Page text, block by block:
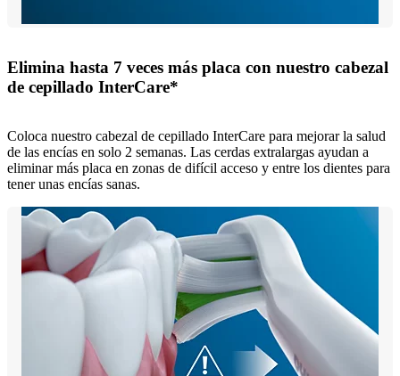
Elimina hasta 7 veces más placa con nuestro cabezal
de cepillado InterCare*
Coloca nuestro cabezal de cepillado InterCare para mejorar la salud
de las encías en solo 2 semanas. Las cerdas extralargas ayudan a
eliminar más placa en zonas de difícil acceso y entre los dientes para
tener unas encías sanas.